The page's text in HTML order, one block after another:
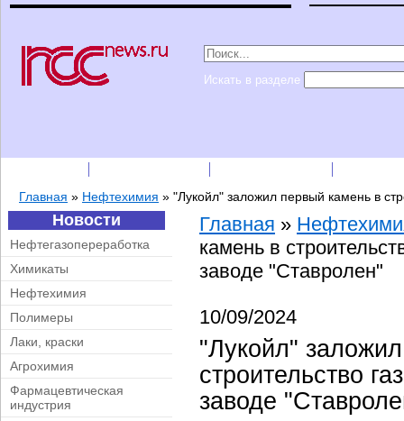
Искать в разделе
Главная » Нефтехимия » "Лукойл" заложил первый камень в
Новости
Нефтегазопереработка
Химикаты
Нефтехимия
Полимеры
Лаки, краски
Агрохимия
Фармацевтическая
индустрия
Главная »
камень в
заводе "Ставролен"
10/09/2024
"Лукойл"
строительство
заводе